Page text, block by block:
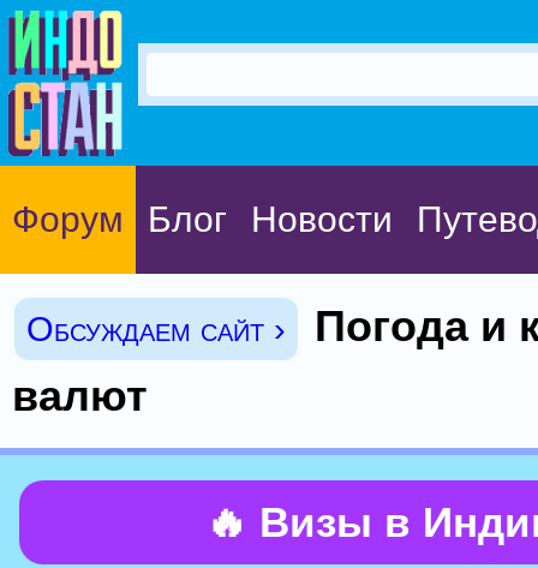
Форум Блог Новости
Обсуждаем сайт ›
Погода и
валют
🔥 Визы в